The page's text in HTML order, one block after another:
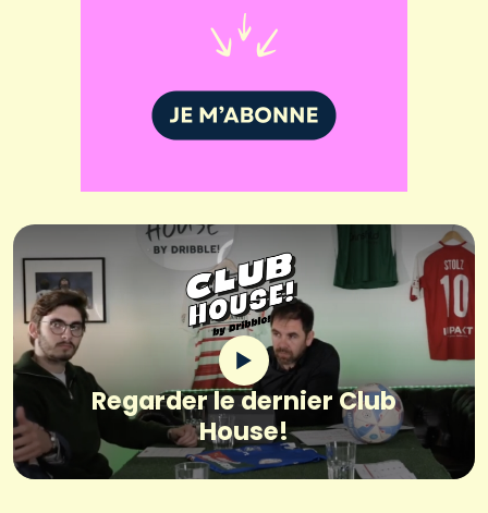
Regarder le dernier Club
House!